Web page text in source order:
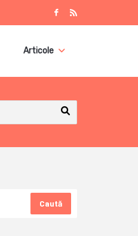
Articole
Caută